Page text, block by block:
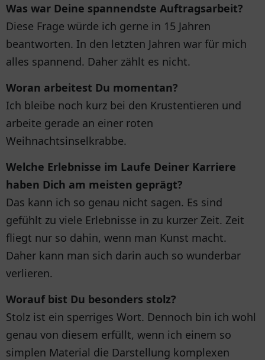
Was war Deine spannendste Auftragsarbeit?
Diese Frage würde ich gerne in 15 Jahren
beantworten. In den letzten Jahren war für mich
alles spannend. Daher zählt es nicht.
Woran arbeitest Du momentan?
Ich bleibe noch kurz bei den Krustentieren und
arbeite gerade an einer roten
Weihnachtsinselkrabbe.
Welche Erlebnisse im Laufe Deiner Karriere
haben Dich am meisten geprägt?
Das kann ich so genau nicht sagen. Es sind
gefühlt zu viele Erlebnisse in zu kurzer Zeit. Zeit
fliegt nur so dahin, wenn man Kunst macht.
Daher kann man sich darin auch so wunderbar
verlieren.
Worauf bist Du besonders stolz?
Stolz ist ein sperriges Wort. Dennoch bin ich wohl
genau von diesem erfüllt, wenn ich einem so
simplen Material die Darstellung komplexen